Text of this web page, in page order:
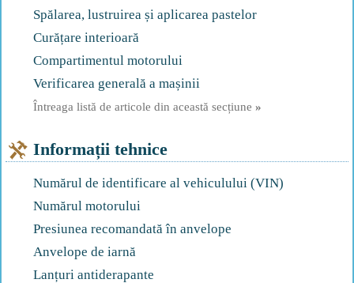
Spălarea, lustruirea și aplicarea pastelor
Curățare interioară
Compartimentul motorului
Verificarea generală a mașinii
Întreaga listă de articole din această secțiune »
Informații tehnice
Numărul de identificare al vehiculului (VIN)
Numărul motorului
Presiunea recomandată în anvelope
Anvelope de iarnă
Lanțuri antiderapante